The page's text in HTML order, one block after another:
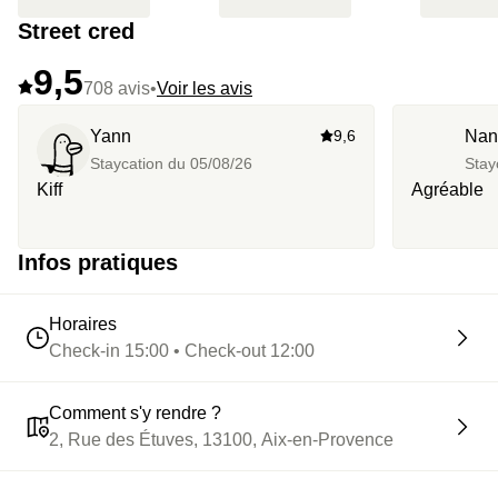
Street cred
9,5708 avis•Voir les avis
Yann
Staycation du 05/08/26
9,6
Kiff Agréable
Infos pratiques
Horaires
Check-in 15:00 • Check-out 12:00
Comment s'y rendre ?
2, Rue des Étuves, 13100, Aix-en-Provence